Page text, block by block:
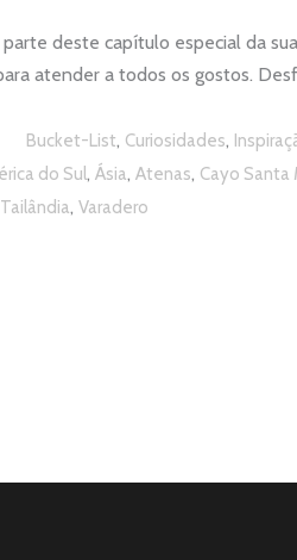
deste capítulo especial da
atender a todos os gostos.
Bucket-List, Curiosidades,
do Sul, Ásia, Atenas, Cayo Santa
Tailândia, Varadero